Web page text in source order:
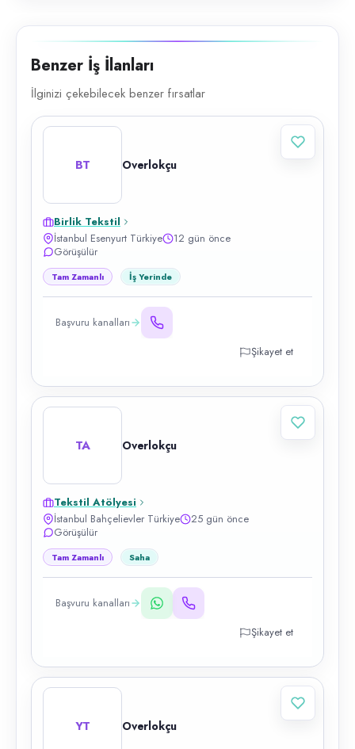
Benzer İş İlanları
İlginizi çekebilecek benzer fırsatlar
BT Overlokçu
Birlik Tekstil
İstanbul Esenyurt Türkiye
12 gün önce
Görüşülür
Tam Zamanlı İş Yerinde
Başvuru kanalları
Şikayet et
TA Overlokçu
Tekstil Atölyesi
İstanbul Bahçelievler Türkiye
25 gün önce
Görüşülür
Tam Zamanlı Saha
Başvuru kanalları
Şikayet et
YT Overlokçu